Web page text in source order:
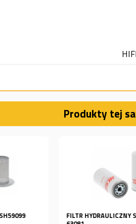
HIFI
Produkty tej
FILTR HYDRAULICZNY